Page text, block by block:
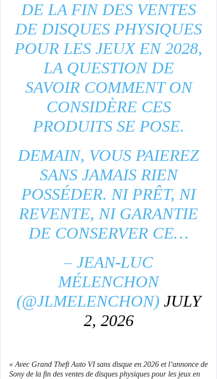
DE LA FIN DES VENTES
DE DISQUES PHYSIQUES
POUR LES JEUX EN 2028,
LA QUESTION DE
SAVOIR COMMENT ON
CONSIDÈRE CES
PRODUITS SE POSE.
DEMAIN, VOUS PAIEREZ
SANS JAMAIS RIEN
POSSÉDER. NI PRÊT, NI
REVENTE, NI GARANTIE
DE CONSERVER CE…
– JEAN-LUC
MÉLENCHON
(@JLMELENCHON) JULY
2, 2026
« Avec Grand Theft Auto VI sans disque en 2026 et l’annonce de
Sony de la fin des ventes de disques physiques pour les jeux en